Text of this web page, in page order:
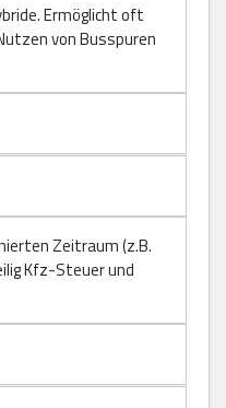
Ermöglicht oft
von Busspuren
Zeitraum (z.B.
Kfz-Steuer und